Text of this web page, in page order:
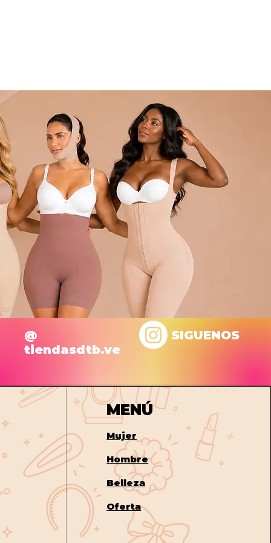
@
tiendasdtb.ve
SIGUENOS
MENÚ
Mujer
Hombre
Belleza
Oferta